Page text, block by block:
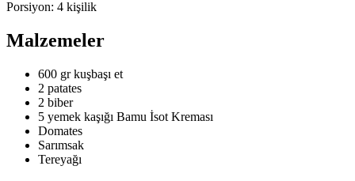
Porsiyon: 4 kişilik
Malzemeler
600 gr kuşbaşı et
2 patates
2 biber
5 yemek kaşığı Bamu İsot Kreması
Domates
Sarımsak
Tereyağı